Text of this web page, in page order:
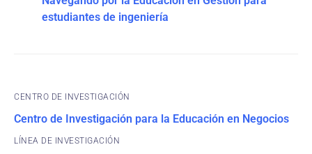
estudiantes de ingeniería
CENTRO DE INVESTIGACIÓN
Centro de Investigación para la Educación en Negocios